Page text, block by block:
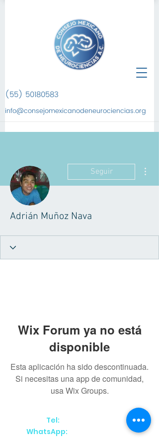
info@consejomexicanodeneurociencias.org
(55) 50180583
Seguir
Adrián Muñoz Nava
Wix Forum ya no está
disponible
Esta aplicación ha sido descontinuada.
Si necesitas una app de comunidad,
usa Wix Groups.
Tel:
WhatsApp: (52) 56 1602 0929